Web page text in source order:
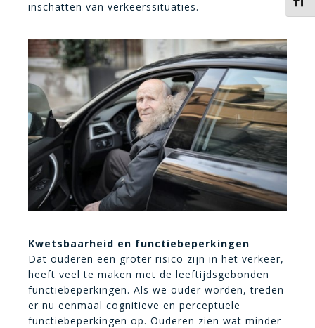
inschatten van verkeerssituaties.
Kwetsbaarheid en functiebeperkingen
Dat ouderen een groter risico zijn in het verkeer,
heeft veel te maken met de leeftijdsgebonden
functiebeperkingen. Als we ouder worden, treden
er nu eenmaal cognitieve en perceptuele
functiebeperkingen op. Ouderen zien wat minder